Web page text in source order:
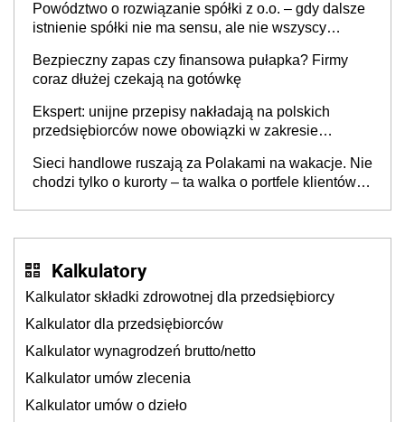
Powództwo o rozwiązanie spółki z o.o. – gdy dalsze
istnienie spółki nie ma sensu, ale nie wszyscy
Bezpieczny zapas czy finansowa pułapka? Firmy
coraz dłużej czekają na gotówkę
Ekspert: unijne przepisy nakładają na polskich
przedsiębiorców nowe obowiązki w zakresie
Sieci handlowe ruszają za Polakami na wakacje. Nie
chodzi tylko o kurorty – ta walka o portfele klientów
Kalkulatory
Kalkulator składki zdrowotnej dla przedsiębiorcy
Kalkulator dla przedsiębiorców
Kalkulator wynagrodzeń brutto/netto
Kalkulator umów zlecenia
Kalkulator umów o dzieło